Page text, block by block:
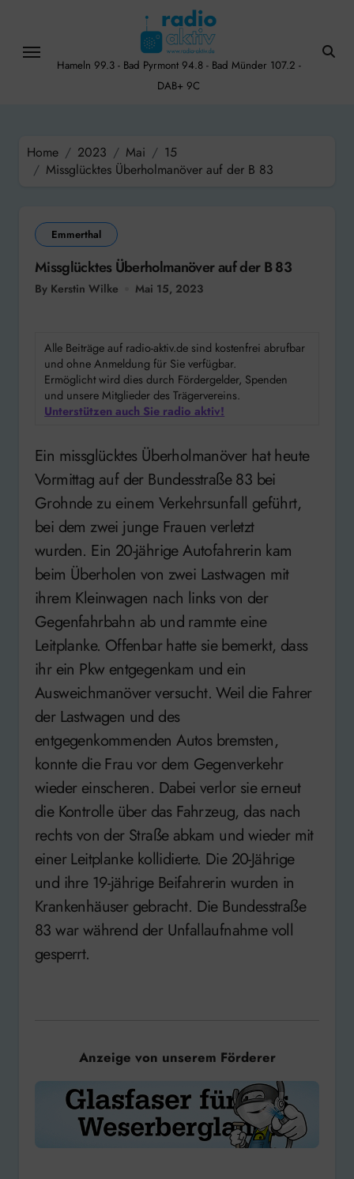
content
Hameln 99.3 - Bad Pyrmont 94.8 - Bad Münder 107.2 -
DAB+ 9C
Home 2023 Mai
15
Missglücktes Überholmanöver auf der B 83
Emmerthal
Missglücktes Überholmanöver auf der B 83
By Kerstin Wilke Mai 15, 2023
Alle Beiträge auf radio-aktiv.de sind kostenfrei abrufbar
und ohne Anmeldung für Sie verfügbar.
Ermöglicht wird dies durch Fördergelder, Spenden
und unsere Mitglieder des Trägervereins.
Unterstützen auch Sie radio aktiv!
Ein missglücktes Überholmanöver hat heute
Vormittag auf der Bundesstraße 83 bei
Grohnde zu einem Verkehrsunfall geführt,
bei dem zwei junge Frauen verletzt
wurden. Ein 20-jährige Autofahrerin kam
beim Überholen von zwei Lastwagen mit
ihrem Kleinwagen nach links von der
Gegenfahrbahn ab und rammte eine
Leitplanke. Offenbar hatte sie bemerkt, dass
ihr ein Pkw entgegenkam und ein
Ausweichmanöver versucht. Weil die Fahrer
der Lastwagen und des
entgegenkommenden Autos bremsten,
konnte die Frau vor dem Gegenverkehr
wieder einscheren. Dabei verlor sie erneut
die Kontrolle über das Fahrzeug, das nach
rechts von der Straße abkam und wieder mit
einer Leitplanke kollidierte. Die 20-Jährige
und ihre 19-jährige Beifahrerin wurden in
Krankenhäuser gebracht. Die Bundesstraße
83 war während der Unfallaufnahme voll
gesperrt.
Anzeige von unserem Förderer